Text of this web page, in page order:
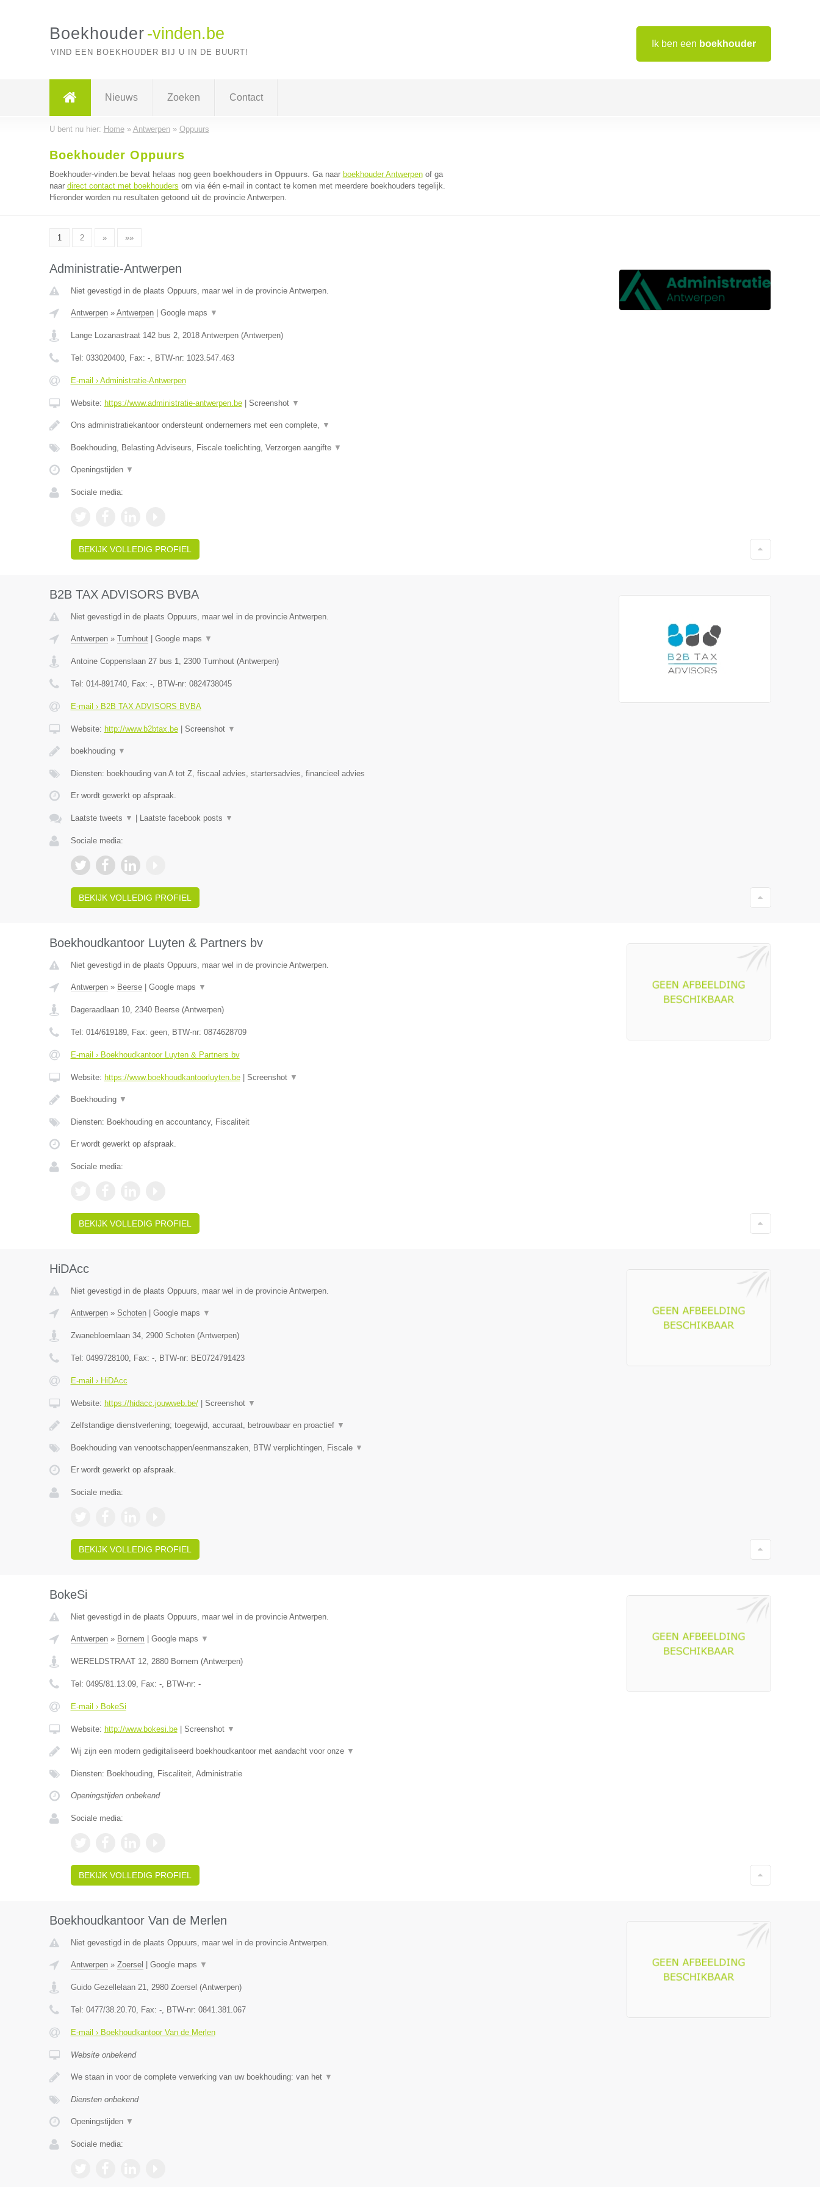
Ik ben een boekhouder
Boekhouder -vinden.be
VIND EEN BOEKHOUDER BIJ U IN DE BUURT!
Nieuws Zoeken Contact
U bent nu hier: Home» Antwerpen» Oppuurs
Boekhouder Oppuurs
Boekhouder-vinden.be bevat helaas nog geen boekhouders in Oppuurs. Ga naar boekhouder Antwerpenof ga
naar direct contact met boekhouders om via één e-mail in contact te komen met meerdere boekhouders tegelijk.
Hieronder worden nu resultaten getoond uit de provincie Antwerpen.
1 2 » »»
Administratie-Antwerpen
Niet gevestigd in de plaats Oppuurs, maar wel in de provincie Antwerpen.
Antwerpen» Antwerpen| Google maps ▼
Lange Lozanastraat 142 bus 2, 2018 Antwerpen(Antwerpen)
Tel: 033020400, Fax: -, BTW-nr: 1023.547.463
E-mail › Administratie-Antwerpen
Website: https://www.administratie-antwerpen.be| Screenshot ▼
Ons administratiekantoor ondersteunt ondernemers met een complete, ▼
Boekhouding, Belasting Adviseurs, Fiscale toelichting, Verzorgen aangifte ▼
Openingstijden ▼
Sociale media:
BEKIJK VOLLEDIG PROFIEL
B2B TAX ADVISORS BVBA
Niet gevestigd in de plaats Oppuurs, maar wel in de provincie Antwerpen.
Antwerpen» Turnhout| Google maps ▼
Antoine Coppenslaan 27 bus 1, 2300 Turnhout(Antwerpen)
Tel: 014-891740, Fax: -, BTW-nr: 0824738045
E-mail › B2B TAX ADVISORS BVBA
Website: http://www.b2btax.be| Screenshot ▼
boekhouding ▼
Diensten: boekhouding van A tot Z, fiscaal advies, startersadvies, financieel advies
Er wordt gewerkt op afspraak.
Laatste tweets ▼ Laatste facebook posts ▼
Sociale media:
BEKIJK VOLLEDIG PROFIEL
Boekhoudkantoor Luyten & Partners bv
Niet gevestigd in de plaats Oppuurs, maar wel in de provincie Antwerpen.
Antwerpen» Beerse| Google maps ▼
Dageraadlaan 10, 2340 Beerse(Antwerpen)
Tel: 014/619189, Fax: geen, BTW-nr: 0874628709
E-mail › Boekhoudkantoor Luyten & Partners bv
Website: https://www.boekhoudkantoorluyten.be| Screenshot ▼
Boekhouding ▼
Diensten: Boekhouding en accountancy, Fiscaliteit
Er wordt gewerkt op afspraak.
Sociale media:
BEKIJK VOLLEDIG PROFIEL
HiDAcc
Niet gevestigd in de plaats Oppuurs, maar wel in de provincie Antwerpen.
Antwerpen» Schoten| Google maps ▼
Zwanebloemlaan 34, 2900 Schoten(Antwerpen)
Tel: 0499728100, Fax: -, BTW-nr: BE0724791423
E-mail › HiDAcc
Website: https://hidacc.jouwweb.be/| Screenshot ▼
Zelfstandige dienstverlening; toegewijd, accuraat, betrouwbaar en proactief ▼
Boekhouding van venootschappen/eenmanszaken, BTW verplichtingen, Fiscale ▼
Er wordt gewerkt op afspraak.
Sociale media:
BEKIJK VOLLEDIG PROFIEL
BokeSi
Niet gevestigd in de plaats Oppuurs, maar wel in de provincie Antwerpen.
Antwerpen» Bornem Google maps ▼
WERELDSTRAAT 12, 2880 Bornem (Antwerpen)
Tel: 0495/81.13.09, Fax: -, BTW-nr: -
E-mail › BokeSi
Website: http://www.bokesi.be| Screenshot ▼
Wij zijn een modern gedigitaliseerd boekhoudkantoor met aandacht voor onze ▼
Diensten: Boekhouding, Fiscaliteit, Administratie
Openingstijden onbekend
Sociale media:
BEKIJK VOLLEDIG PROFIEL
Boekhoudkantoor Van de Merlen
Niet gevestigd in de plaats Oppuurs, maar wel in de provincie Antwerpen.
Antwerpen» Zoersel Google maps ▼
Guido Gezellelaan 21, 2980 Zoersel (Antwerpen)
Tel: 0477/38.20.70, Fax: -, BTW-nr: 0841.381.067
E-mail › Boekhoudkantoor Van de Merlen
Website onbekend
We staan in voor de complete verwerking van uw boekhouding: van het ▼
Diensten onbekend
Openingstijden ▼
Sociale media: